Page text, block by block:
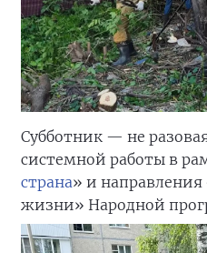
Субботник — не
системной работы в
страна» и направления
жизни» Народной